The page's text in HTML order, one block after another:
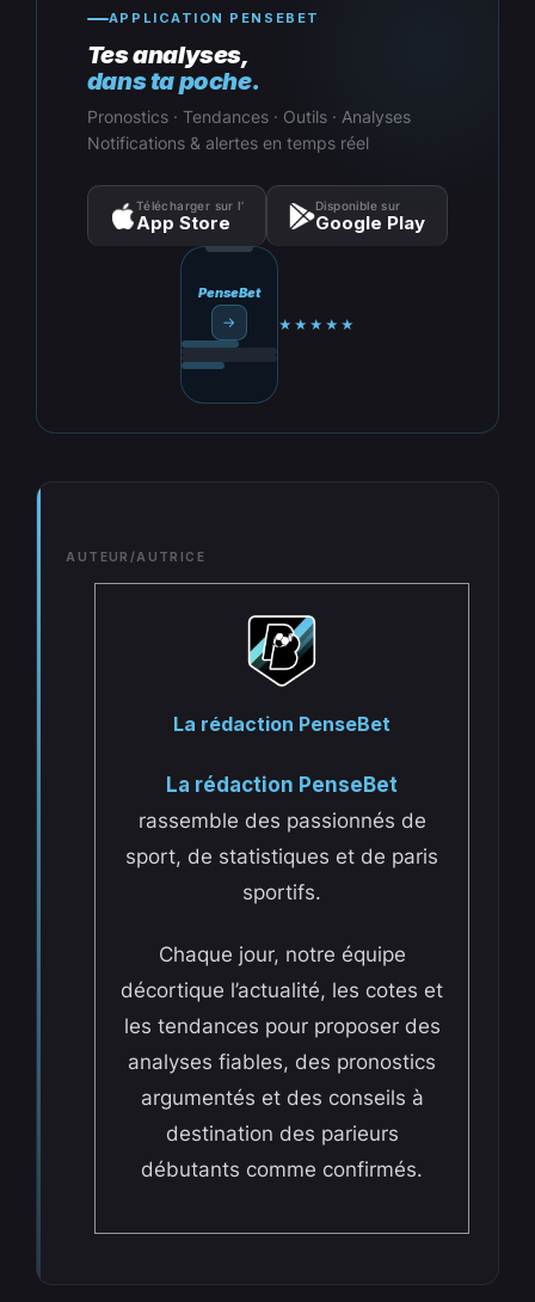
APPLICATION PENSEBET
Tes analyses,
dans ta poche.
Pronostics · Tendances · Outils · Analyses
Notifications & alertes en temps réel
Télécharger sur l’
App Store
Disponible sur
Google Play
PenseBet
→ ★★★★★
AUTEUR/AUTRICE
La rédaction PenseBet
La rédaction PenseBet
rassemble des passionnés de
sport, de statistiques et de paris
sportifs.
Chaque jour, notre équipe
décortique l’actualité, les cotes et
les tendances pour proposer des
analyses fiables, des pronostics
argumentés et des conseils à
destination des parieurs
débutants comme confirmés.